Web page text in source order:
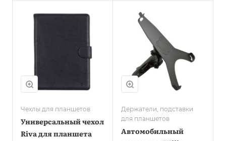
Чехлы для планшетов
Универсальный чехол
Riva для планшета
Держатели, подставки
для планшетов
Автомобильный